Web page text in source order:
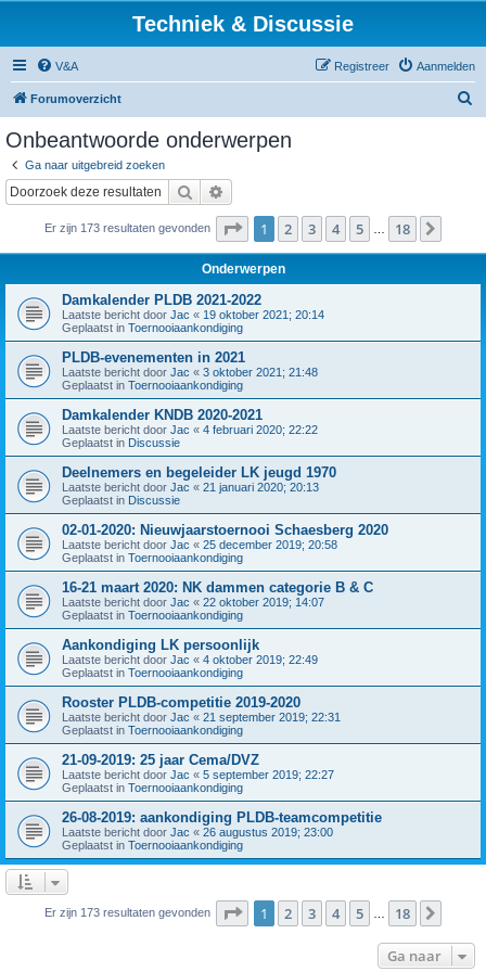
Techniek & Discussie
V&A Aanmelden
Registreer
Forumoverzicht
Onbeantwoorde onderwerpen
Ga naar uitgebreid zoeken
Zoek
Er zijn 173 resultaten gevonden Pagina van 18
1 2 3 4 5 18
Onderwerpen
Damkalender PLDB 2021-2022
Laatste bericht door Jac « 19 oktober 2021; 20:14
Geplaatst in Toernooiaankondiging
PLDB-evenementen in 2021
Laatste bericht door Jac « 3 oktober 2021; 21:48
Geplaatst in Toernooiaankondiging
Damkalender KNDB 2020-2021
Laatste bericht door Jac « 4 februari 2020; 22:22
Geplaatst in Discussie
Deelnemers en begeleider LK jeugd 1970
Laatste bericht door Jac « 21 januari 2020; 20:13
Geplaatst in Discussie
02-01-2020: Nieuwjaarstoernooi Schaesberg 2020
Laatste bericht door Jac « 25 december 2019; 20:58
Geplaatst in Toernooiaankondiging
16-21 maart 2020: NK dammen categorie B & C
Laatste bericht door Jac « 22 oktober 2019; 14:07
Geplaatst in Toernooiaankondiging
Aankondiging LK persoonlijk
Laatste bericht door Jac « 4 oktober 2019; 22:49
Geplaatst in Toernooiaankondiging
Rooster PLDB-competitie 2019-2020
Laatste bericht door Jac « 21 september 2019; 22:31
Geplaatst in Toernooiaankondiging
21-09-2019: 25 jaar Cema/DVZ
Laatste bericht door Jac « 5 september 2019; 22:27
Geplaatst in Toernooiaankondiging
26-08-2019: aankondiging PLDB-teamcompetitie
Laatste bericht door Jac « 26 augustus 2019; 23:00
Geplaatst in Toernooiaankondiging
Er zijn 173 resultaten gevonden Pagina van 18
1 2 3 4 5 18
Ga naar